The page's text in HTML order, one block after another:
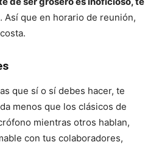
. Así que en horario de reunión,
que sí o sí debes hacer, te
menos que los clásicos de
mientras otros hablan,
con tus colaboradores,